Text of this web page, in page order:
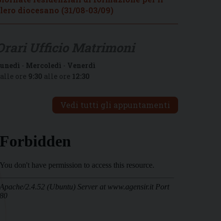
diocesano (31/08-03/09)
- Mercoledì - Venerdì
ore 9:30 alle ore 12:30
Vedi tutti gli appuntamenti